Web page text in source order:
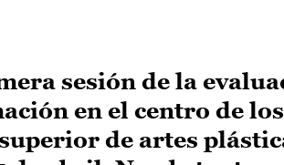
sesión de la
en el centro de
de artes